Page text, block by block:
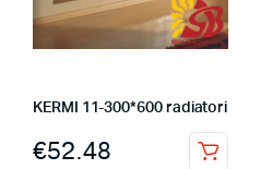
KERMI 11-300*600 radiatori
€52.48